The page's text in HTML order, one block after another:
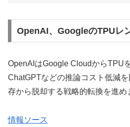
OpenAI、GoogleのTPUレ
OpenAIはGoogle CloudからTPU
ChatGPTなどの推論コスト低減
存から脱却する戦略的転換を進め
情報ソース